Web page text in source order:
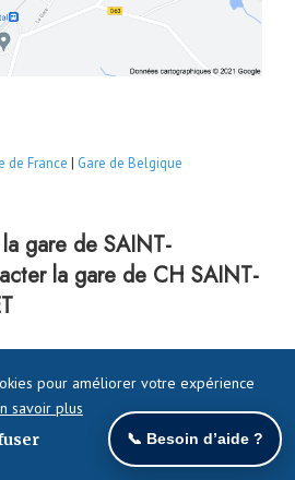
de France | Gare de Belgique
gare de SAINT-
la gare de CH SAINT-
pour améliorer votre expérience
savoir plus
📞 Besoin d’aide ?